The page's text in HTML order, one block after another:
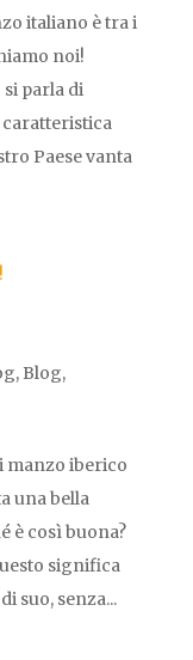
italiano è tra i
noi!
si parla di
caratteristica
Paese vanta
, Blog,
manzo iberico
una bella
è così buona?
significa
suo, senza...